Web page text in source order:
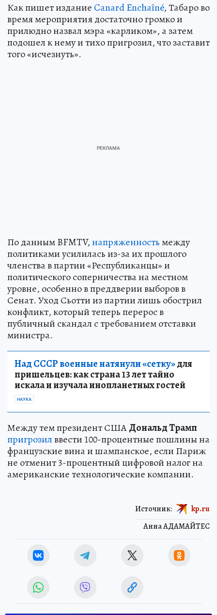
Как пишет издание Canard Enchaîné, Табаро во
время мероприятия достаточно громко и
прилюдно назвал мэра «карликом», а затем
подошел к нему и тихо пригрозил, что заставит
того «исчезнуть».
По данным BFMTV,напряженностьмежду
политиками усилилась из-за их прошлого
членства в партии «Республиканцы» и
политического соперничества на местном
уровне, особенно в преддверии выборов в
Сенат. Уход Сьотти из партии лишь обострил
конфликт, который теперь перерос в
публичный скандал с требованием отставки
министра.
Над СССР военные натянули «сетку»для
пришельцев: как страна 13 лет тайно
искала и изучала инопланетных гостей
НАУКА
Между тем президент СШАДональд Трамп
пригрозилввести 100-процентные пошлины на
французские вина и шампанское, если Париж
не отменит 3-процентный цифровой налог на
американские технологические компании.
Анна АДАМАЙТЕС
Источник: kp.ru